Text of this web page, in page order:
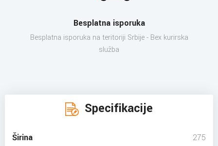
Besplatna isporuka
Besplatna isporuka na teritoriji Srbije - Bex kurirska
služba
Specifikacije
Širina 275